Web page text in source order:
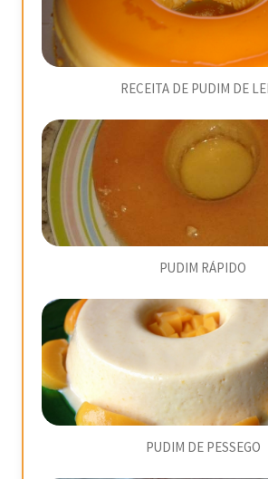
RECEITA DE PUDIM DE
PUDIM RÁPIDO
PUDIM DE PESSEGO